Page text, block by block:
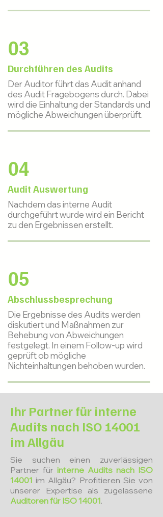
03
Durchführen des Audits
Der Auditor führt das Audit anhand
des Audit Fragebogens durch. Dabei
wird die Einhaltung der Standards und
mögliche Abweichungen überprüft.
04
Audit Auswertung
Nachdem das interne Audit
durchgeführt wurde wird ein Bericht
zu den Ergebnissen erstellt.
05
Abschlussbesprechung
Die Ergebnisse des Audits werden
diskutiert und Maßnahmen zur
Behebung von Abweichungen
festgelegt. In einem Follow-up wird
geprüft ob mögliche
Nichteinhaltungen behoben wurden.
Ihr Partner für interne
Audits nach ISO 14001
im Allgäu
Sie suchen einen zuverlässigen
Partner für interne Audits nach ISO
14001 im Allgäu? Profitieren Sie von
unserer Expertise als zugelassene
Auditoren für ISO 14001.